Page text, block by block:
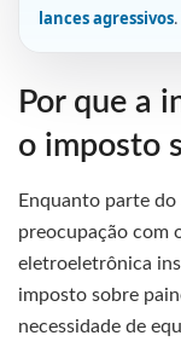
lances agressivos.
Por que a
o imposto
Enquanto parte
preocupação com
eletroeletrônica
imposto sobre
necessidade de